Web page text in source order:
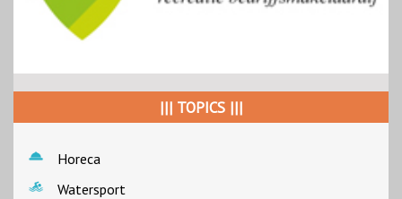
||| TOPICS |||
Horeca
Watersport